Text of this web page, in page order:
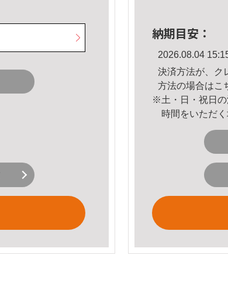
納期目安：
2026.08.04
決済方法が、ク
方法の場合はこ
※土・日・祝日の
時間をいただく